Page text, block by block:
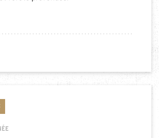
SUR LES OURS – VIDÉO